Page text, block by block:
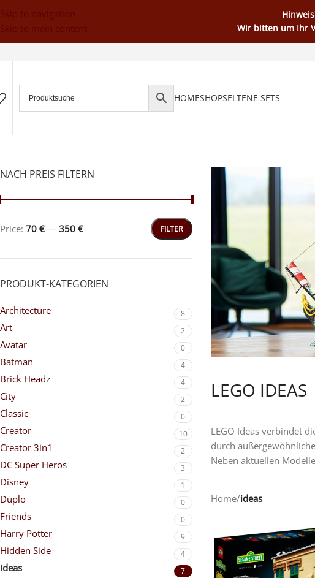
Wir bitten um Ihr
HOMESHOPSELTENE SETS
NACH PREIS FILTERN
FILTER
Price: 70 € — 350 €
PRODUKT-KATEGORIEN
Architecture 8
Art 2
Avatar 0
Batman 4
Brick Headz 4
City 2
Classic 0
Creator 10
Creator 3in1 2
DC Super Heros 3
Disney 1
Duplo 0
Friends 0
Harry Potter 9
Hidden Side 4
ideas 7
LEGO IDEAS
LEGO Ideas verbindet
durch
Neben aktuellen
Home/ideas